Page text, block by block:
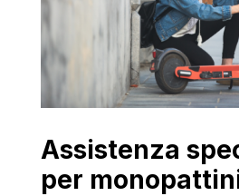
Assistenza
per